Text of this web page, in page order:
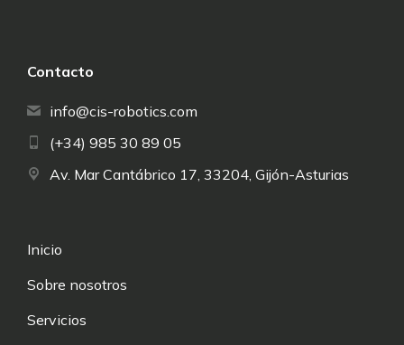
Contacto
info@cis-robotics.com
(+34) 985 30 89 05
Av. Mar Cantábrico 17, 33204, Gijón-Asturias
Inicio
Sobre nosotros
Servicios